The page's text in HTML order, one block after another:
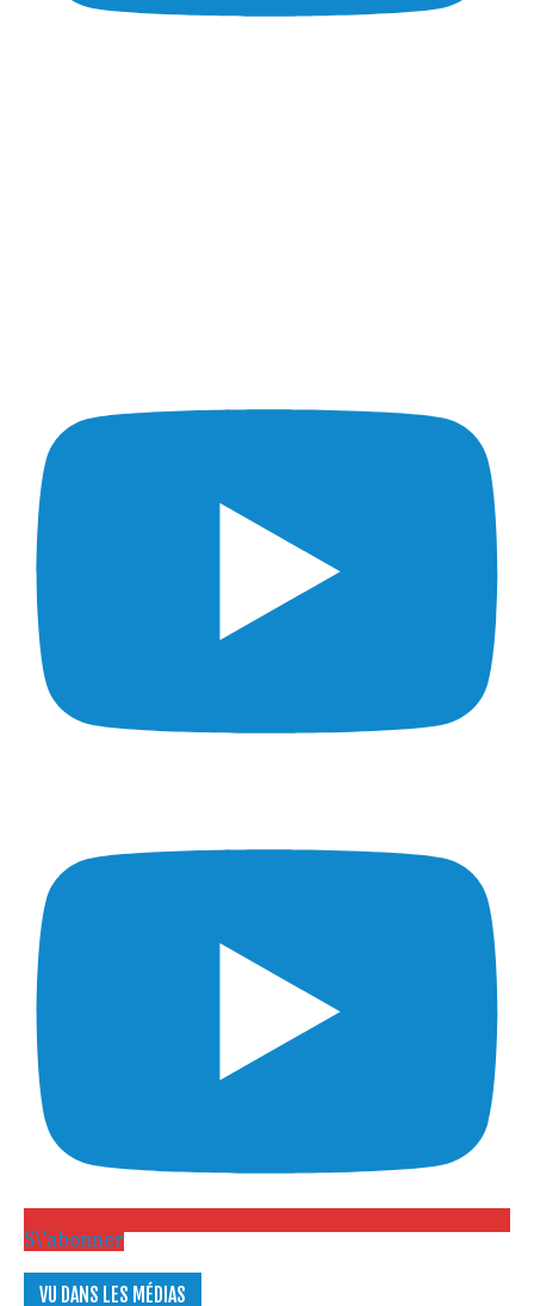
S\'abonner
VU DANS LES MÉDIAS